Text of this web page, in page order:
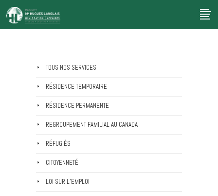
TOUS NOS SERVICES
RÉSIDENCE TEMPORAIRE
RÉSIDENCE PERMANENTE
REGROUPEMENT FAMILIAL AU CANADA
RÉFUGIÉS
CITOYENNETÉ
LOI SUR L’EMPLOI